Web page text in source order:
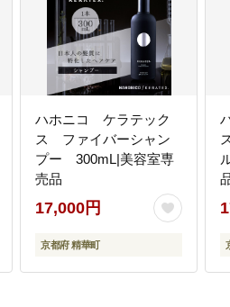
ハホニコ ケラテック
ス ファイバーシャン
プー 300mL|美容室専
売品
17,000円
京都府 精華町